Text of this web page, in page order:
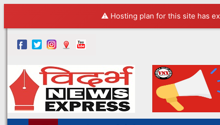
⚠️ Hosting plan for this site has